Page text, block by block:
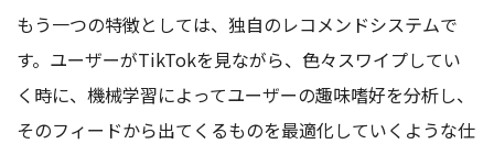
もう一つの特徴としては、独自のレコメンドシステムで
す。ユーザーがTikTokを見ながら、色々スワイプしてい
く時に、機械学習によってユーザーの趣味嗜好を分析し、
そのフィードから出てくるものを最適化していくような仕